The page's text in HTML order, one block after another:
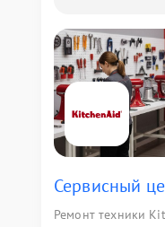
Сервисный
Ремонт техники